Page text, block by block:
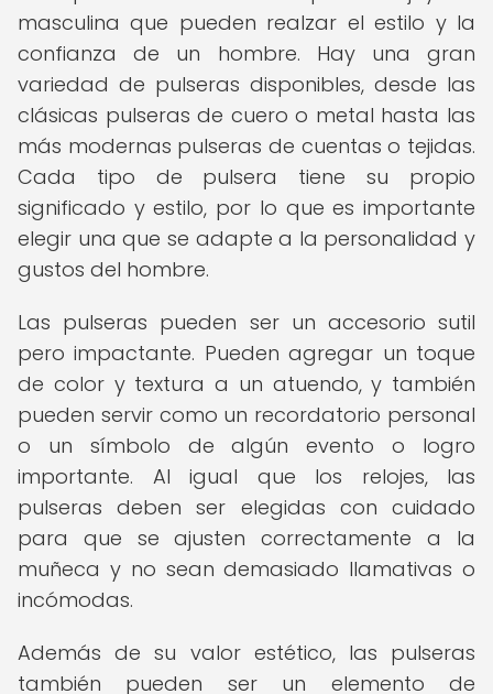
masculina que pueden realzar el estilo y la
confianza de un hombre. Hay una gran
variedad de pulseras disponibles, desde las
clásicas pulseras de cuero o metal hasta las
más modernas pulseras de cuentas o tejidas.
Cada tipo de pulsera tiene su propio
significado y estilo, por lo que es importante
elegir una que se adapte a la personalidad y
gustos del hombre.
Las pulseras pueden ser un accesorio sutil
pero impactante. Pueden agregar un toque
de color y textura a un atuendo, y también
pueden servir como un recordatorio personal
o un símbolo de algún evento o logro
importante. Al igual que los relojes, las
pulseras deben ser elegidas con cuidado
para que se ajusten correctamente a la
muñeca y no sean demasiado llamativas o
incómodas.
Además de su valor estético, las pulseras
también pueden ser un elemento de